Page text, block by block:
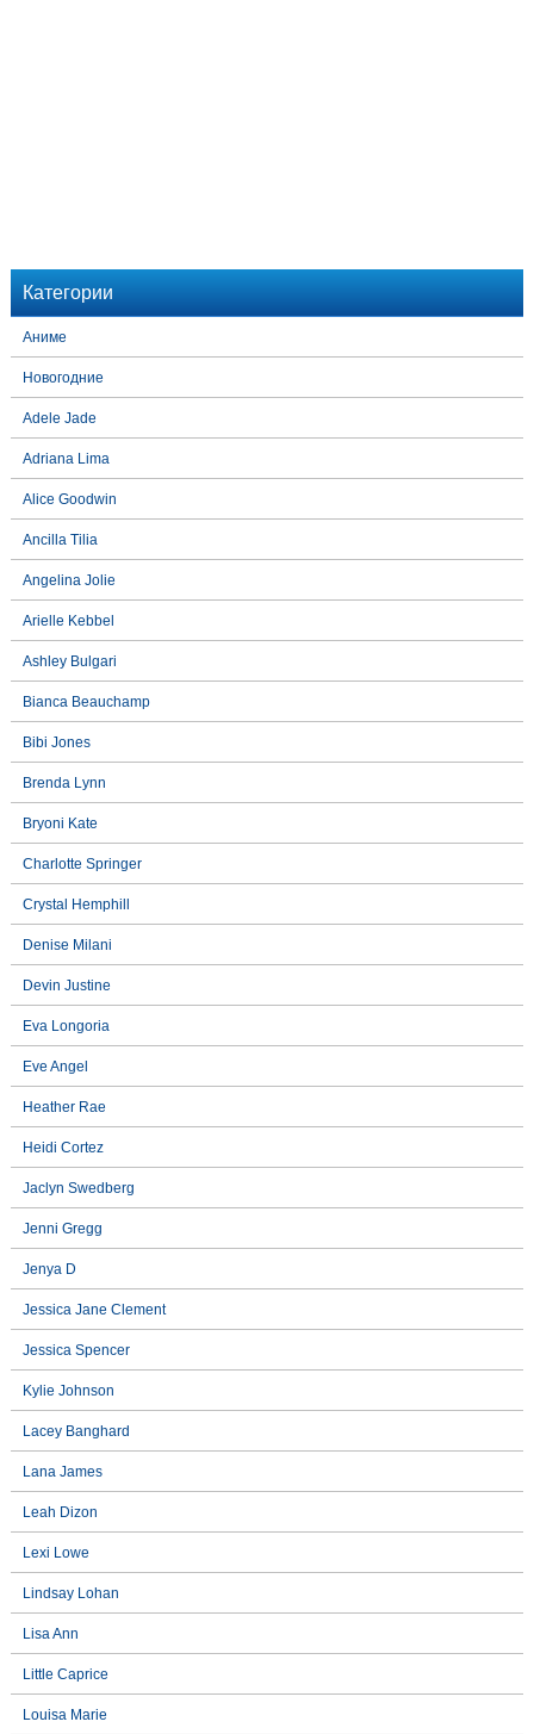
Категории
Аниме
Новогодние
Adele Jade
Adriana Lima
Alice Goodwin
Ancilla Tilia
Angelina Jolie
Arielle Kebbel
Ashley Bulgari
Bianca Beauchamp
Bibi Jones
Brenda Lynn
Bryoni Kate
Charlotte Springer
Crystal Hemphill
Denise Milani
Devin Justine
Eva Longoria
Eve Angel
Heather Rae
Heidi Cortez
Jaclyn Swedberg
Jenni Gregg
Jenya D
Jessica Jane Clement
Jessica Spencer
Kylie Johnson
Lacey Banghard
Lana James
Leah Dizon
Lexi Lowe
Lindsay Lohan
Lisa Ann
Little Caprice
Louisa Marie